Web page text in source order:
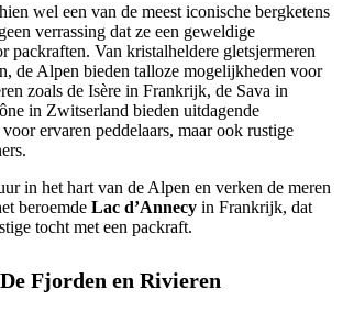
wel een van de meest iconische bergketens
verrassing dat ze een geweldige
packraften. Van kristalheldere gletsjermeren
de Alpen bieden talloze mogelijkheden voor
zoals de Isère in Frankrijk, de Sava in
in Zwitserland bieden uitdagende
ervaren peddelaars, maar ook rustige
in het hart van de Alpen en verken de meren
beroemde Lac d’Annecy in Frankrijk, dat
tocht met een packraft.
Fjorden en Rivieren